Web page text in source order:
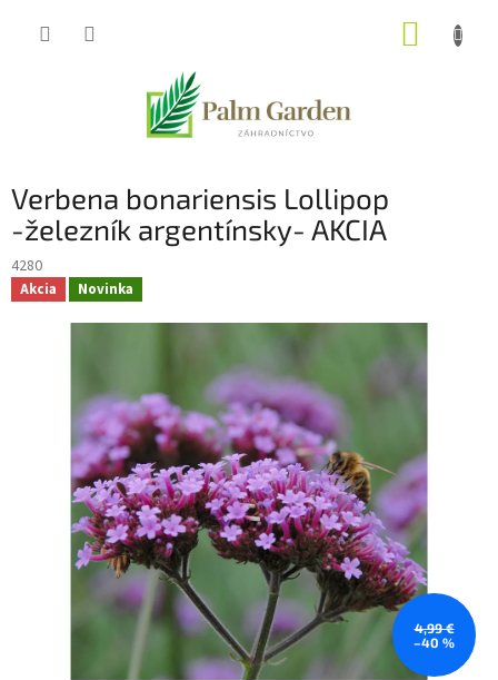
Verbena bonariensis Lollipop
-železník argentínsky- AKCIA
4280
Akcia Novinka
4,99 €
–40 %